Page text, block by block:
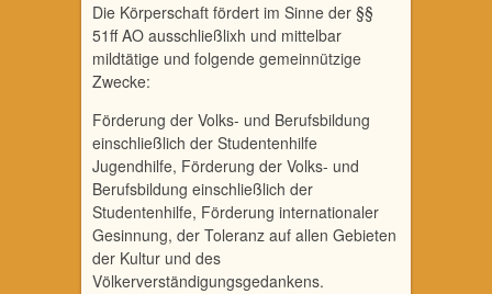
Die Körperschaft fördert im Sinne der §§
51ff AO ausschließlixh und mittelbar
mildtätige und folgende gemeinnützige
Zwecke:
Förderung der Volks- und Berufsbildung
einschließlich der Studentenhilfe
Jugendhilfe, Förderung der Volks- und
Berufsbildung einschließlich der
Studentenhilfe, Förderung internationaler
Gesinnung, der Toleranz auf allen Gebieten
der Kultur und des
Völkerverständigungsgedankens.